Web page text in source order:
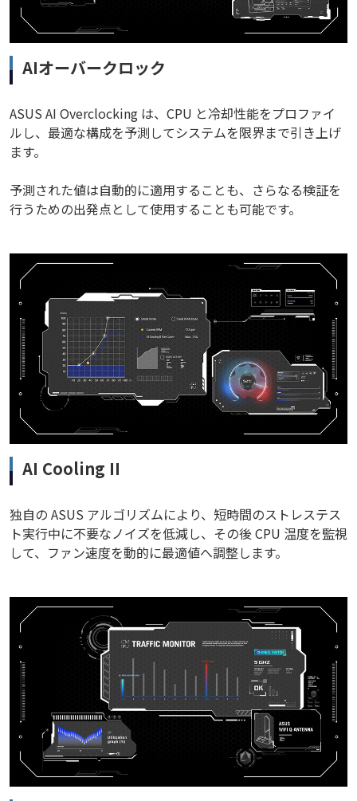
AIオーバークロック
ASUS AI Overclocking は、CPU と冷却性能をプロファイ
ルし、最適な構成を予測してシステムを限界まで引き上げ
ます。
予測された値は自動的に適用することも、さらなる検証を
行うための出発点として使用することも可能です。
AI Cooling II
独自の ASUS アルゴリズムにより、短時間のストレステス
ト実行中に不要なノイズを低減し、その後 CPU 温度を監視
して、ファン速度を動的に最適値へ調整します。